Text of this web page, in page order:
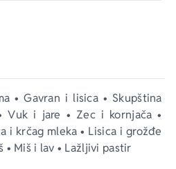
• Gavran i lisica • Skupština
Vuk i jare • Zec i kornjača •
i krčag mleka • Lisica i grožđe
• Miš i lav • Lažljivi pastir